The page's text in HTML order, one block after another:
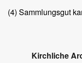
(4) Sammlungsgut
Kirchliche